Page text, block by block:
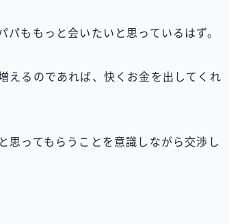
ももっと会いたいと思っているはず。
えるのであれば、快くお金を出してくれ
と思ってもらうことを意識しながら交渉し